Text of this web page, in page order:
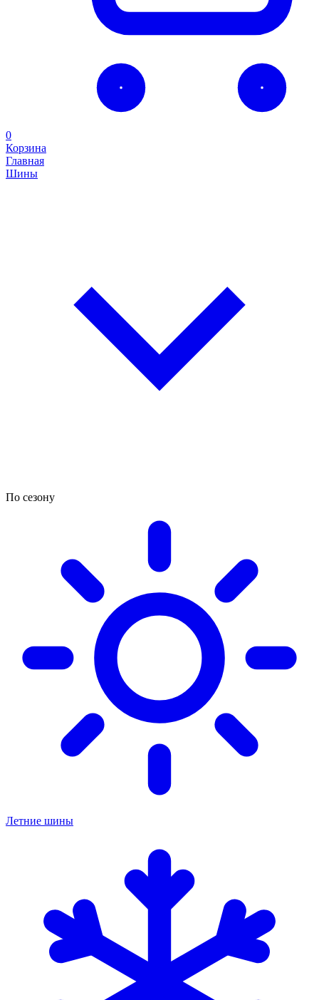
0
Корзина
Главная
Шины
По сезону
Летние шины